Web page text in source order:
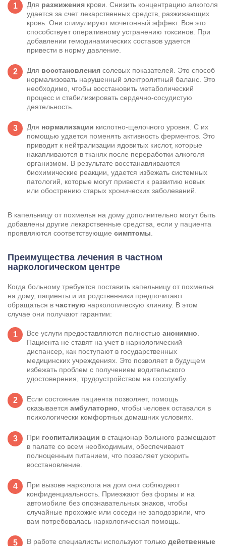
Для разжижения крови. Снизить концентрацию алкоголя
удается за счет лекарственных средств, разжижающих
кровь. Они стимулируют мочегонный эффект. Все это
способствует оперативному устранению токсинов. При
добавлении гемодинамических составов удается
привести в норму давление.
Для восстановления солевых показателей. Это способ
нормализовать нарушенный электролитный баланс. Это
необходимо, чтобы восстановить метаболический
процесс и стабилизировать сердечно-сосудистую
деятельность.
Для нормализации кислотно-щелочного уровня. С их
помощью удается поменять активность ферментов. Это
приводит к нейтрализации ядовитых кислот, которые
накапливаются в тканях после переработки алкоголя
организмом. В результате восстанавливаются
биохимические реакции, удается избежать системных
патологий, которые могут привести к развитию новых
или обострению старых хронических заболеваний.
В капельницу от похмелья на дому дополнительно могут быть
добавлены другие лекарственные средства, если у пациента
проявляются соответствующие симптомы
Преимущества лечения в частном
наркологическом центре
Когда больному требуется поставить капельницу от похмелья
на дому, пациенты и их родственники предпочитают
обращаться в частную наркологическую клинику. В этом
случае они получают гарантии:
Все услуги предоставляются полностью анонимно
Пациента не ставят на учет в наркологический
диспансер, как поступают в государственных
медицинских учреждениях. Это позволяет в будущем
избежать проблем с получением водительского
удостоверения, трудоустройством на госслужбу.
Если состояние пациента позволяет, помощь
оказывается амбулаторно , чтобы человек оставался в
психологически комфортных домашних условиях.
При госпитализации в стационар больного размещают
в палате со всем необходимым, обеспечивают
полноценным питанием, что позволяет ускорить
восстановление.
При вызове нарколога на дом они соблюдают
конфиденциальность. Приезжают без формы и на
автомобиле без опознавательных знаков, чтобы
случайные прохожие или соседи не заподозрили, что
вам потребовалась наркологическая помощь.
В работе специалисты используют только действенные